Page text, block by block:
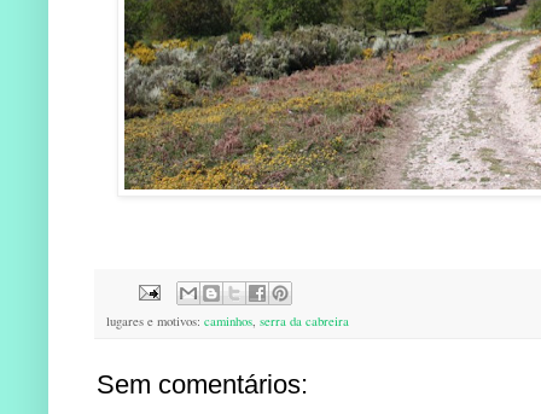
lugares e motivos: caminhos, serra da cabreira
Sem comentários: